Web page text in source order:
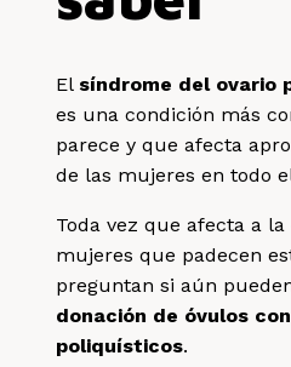
El síndrome del ovario
es una condición más
parece y que afecta
de las mujeres en todo
Toda vez que afecta a
mujeres que padecen
preguntan si aún
donación de óvulos
poliquísticos.